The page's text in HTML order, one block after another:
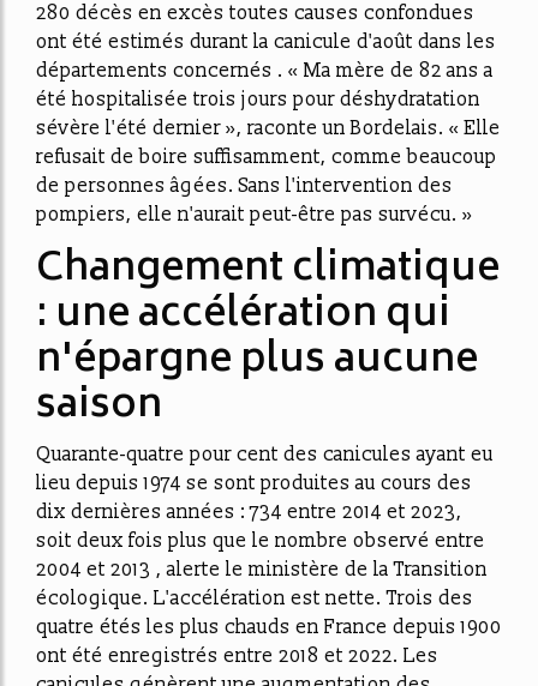
280 décès en excès toutes causes confondues
ont été estimés durant la canicule d'août dans les
départements concernés . « Ma mère de 82 ans a
été hospitalisée trois jours pour déshydratation
sévère l'été dernier », raconte un Bordelais. « Elle
refusait de boire suffisamment, comme beaucoup
de personnes âgées. Sans l'intervention des
pompiers, elle n'aurait peut-être pas survécu. »
Changement climatique
: une accélération qui
n'épargne plus aucune
saison
Quarante-quatre pour cent des canicules ayant eu
lieu depuis 1974 se sont produites au cours des
dix dernières années : 734 entre 2014 et 2023,
soit deux fois plus que le nombre observé entre
2004 et 2013 , alerte le ministère de la Transition
écologique. L'accélération est nette. Trois des
quatre étés les plus chauds en France depuis 1900
ont été enregistrés entre 2018 et 2022. Les